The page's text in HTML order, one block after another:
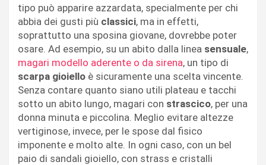
tipo può apparire azzardata, specialmente per chi
abbia dei gusti più classici, ma in effetti,
soprattutto una sposina giovane, dovrebbe poter
osare. Ad esempio, su un abito dalla linea sensuale,
magari modello aderente o da sirena, un tipo di
scarpa gioiello è sicuramente una scelta vincente.
Senza contare quanto siano utili plateau e tacchi
sotto un abito lungo, magari con strascico, per una
donna minuta e piccolina. Meglio evitare altezze
vertiginose, invece, per le spose dal fisico
imponente e molto alte. In ogni caso, con un bel
paio di sandali gioiello, con strass e cristalli